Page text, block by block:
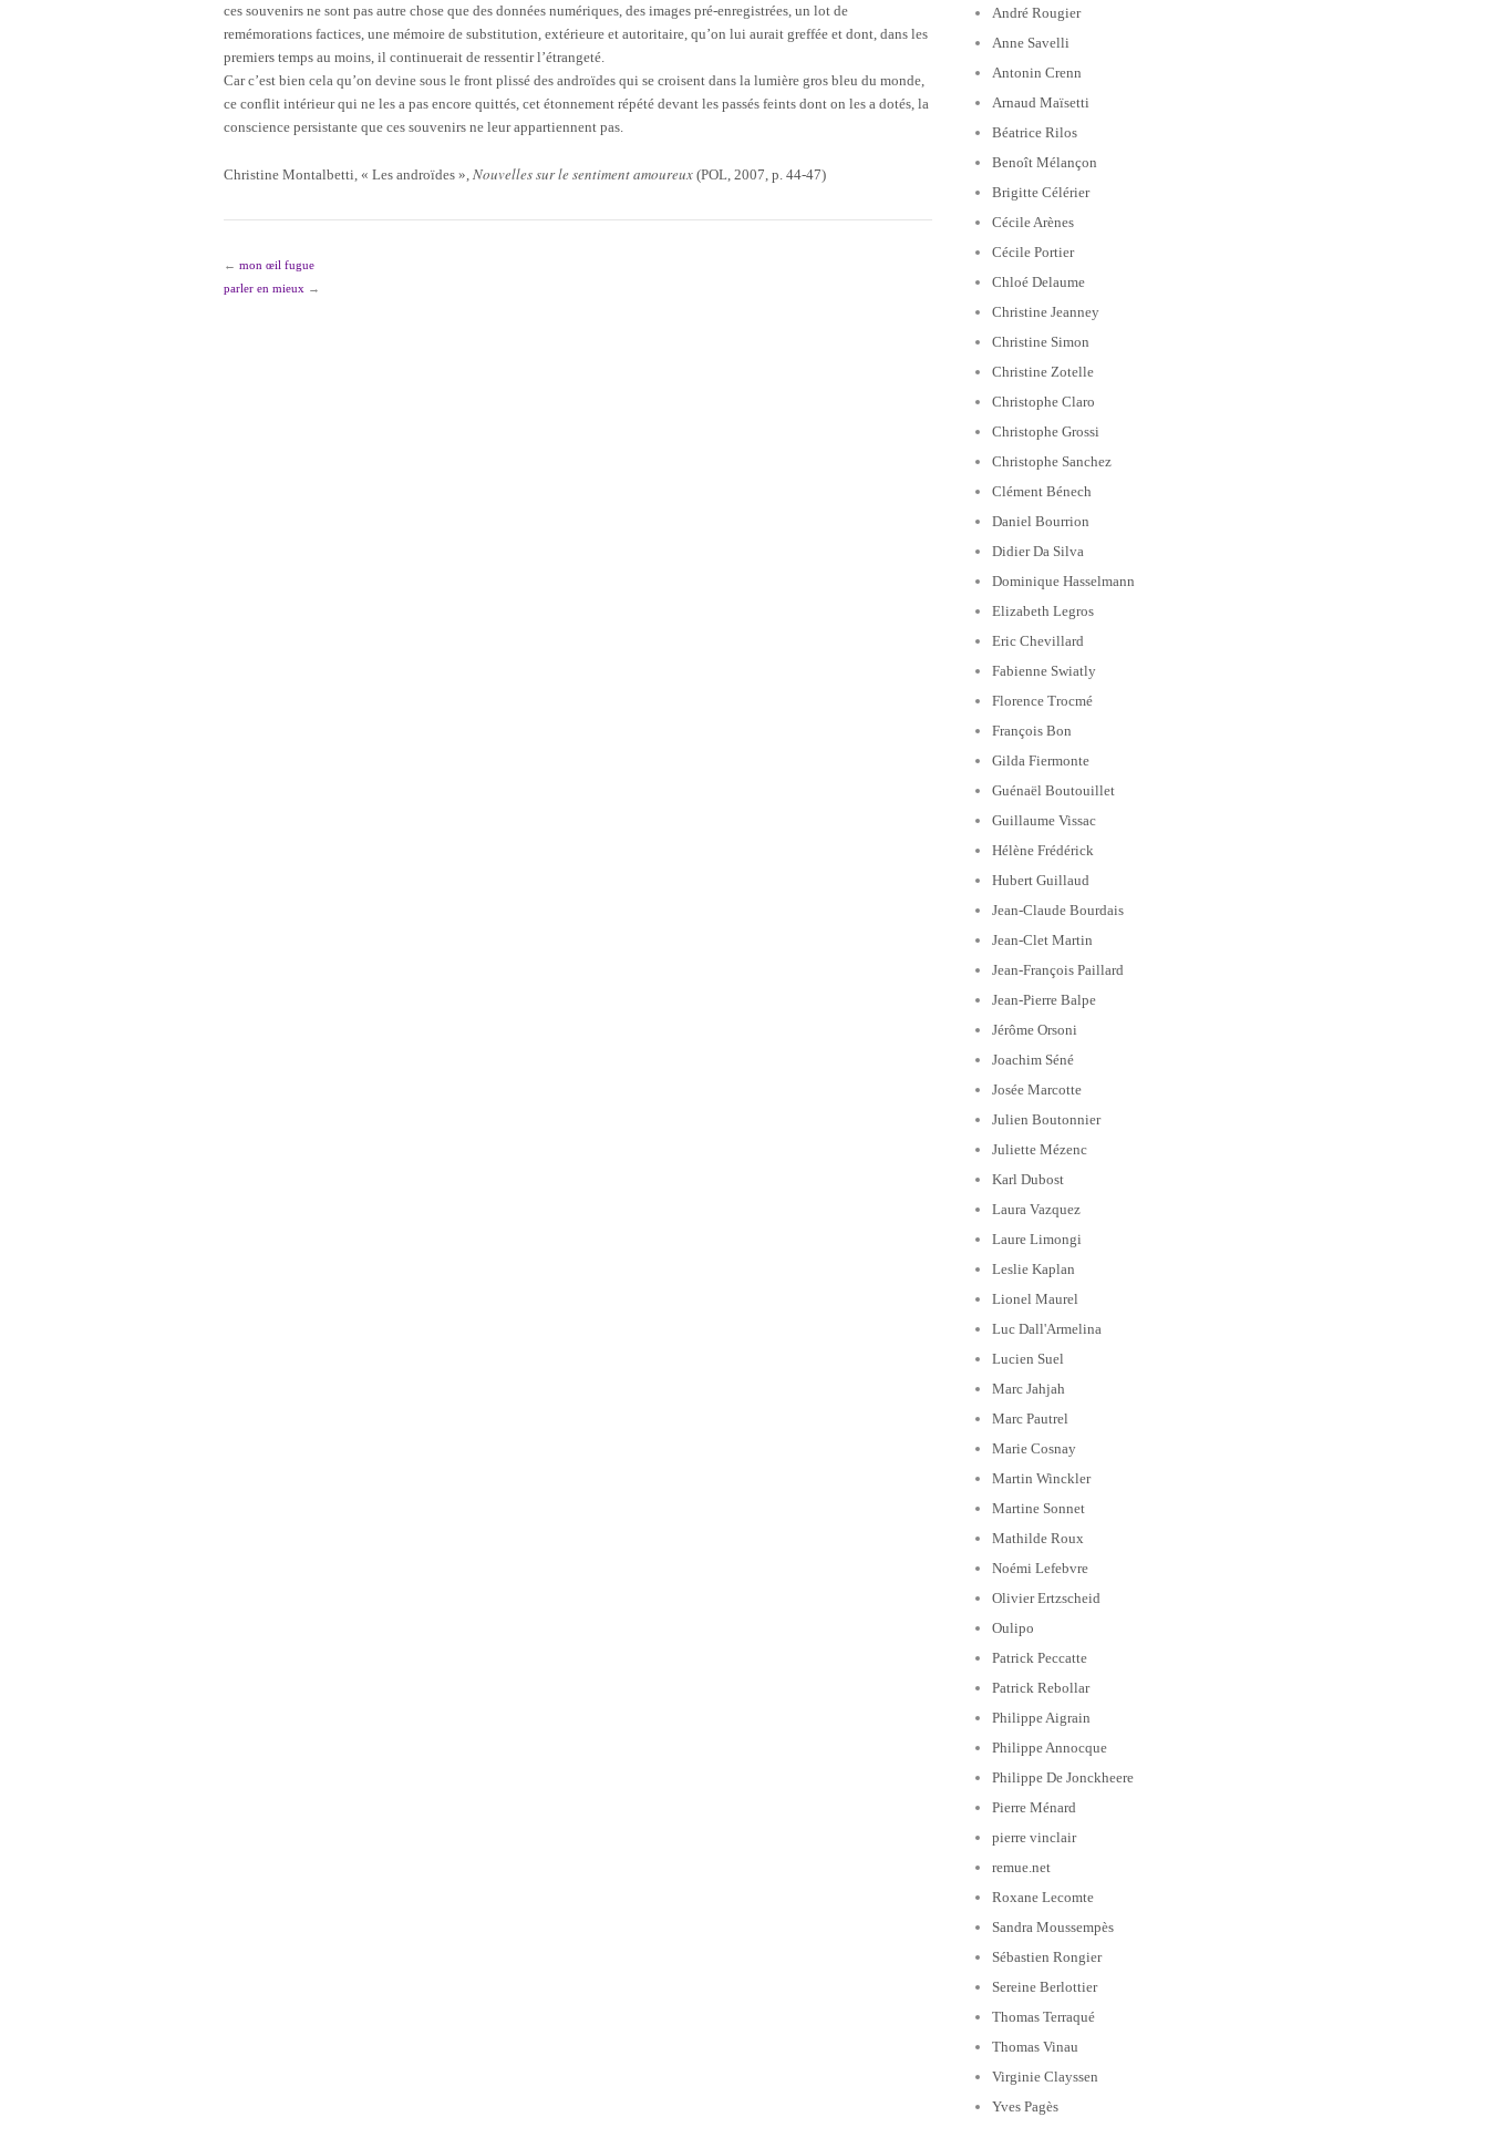
ces souvenirs ne sont pas autre chose que des données numériques, des images pré-enregistrées, un lot de
remémorations factices, une mémoire de substitution, extérieure et autoritaire, qu’on lui aurait greffée et dont, dans les
premiers temps au moins, il continuerait de ressentir l’étrangeté.
Car c’est bien cela qu’on devine sous le front plissé des androïdes qui se croisent dans la lumière gros bleu du monde,
ce conflit intérieur qui ne les a pas encore quittés, cet étonnement répété devant les passés feints dont on les a dotés, la
conscience persistante que ces souvenirs ne leur appartiennent pas.
Christine Montalbetti, « Les androïdes », Nouvelles sur le sentiment amoureux (POL, 2007, p. 44-47)
← mon œil fugue
parler en mieux →
André Rougier
Anne Savelli
Antonin Crenn
Arnaud Maïsetti
Béatrice Rilos
Benoît Mélançon
Brigitte Célérier
Cécile Arènes
Cécile Portier
Chloé Delaume
Christine Jeanney
Christine Simon
Christine Zotelle
Christophe Claro
Christophe Grossi
Christophe Sanchez
Clément Bénech
Daniel Bourrion
Didier Da Silva
Dominique Hasselmann
Elizabeth Legros
Eric Chevillard
Fabienne Swiatly
Florence Trocmé
François Bon
Gilda Fiermonte
Guénaël Boutouillet
Guillaume Vissac
Hélène Frédérick
Hubert Guillaud
Jean-Claude Bourdais
Jean-Clet Martin
Jean-François Paillard
Jean-Pierre Balpe
Jérôme Orsoni
Joachim Séné
Josée Marcotte
Julien Boutonnier
Juliette Mézenc
Karl Dubost
Laura Vazquez
Laure Limongi
Leslie Kaplan
Lionel Maurel
Luc Dall'Armelina
Lucien Suel
Marc Jahjah
Marc Pautrel
Marie Cosnay
Martin Winckler
Martine Sonnet
Mathilde Roux
Noémi Lefebvre
Olivier Ertzscheid
Oulipo
Patrick Peccatte
Patrick Rebollar
Philippe Aigrain
Philippe Annocque
Philippe De Jonckheere
Pierre Ménard
pierre vinclair
remue.net
Roxane Lecomte
Sandra Moussempès
Sébastien Rongier
Sereine Berlottier
Thomas Terraqué
Thomas Vinau
Virginie Clayssen
Yves Pagès